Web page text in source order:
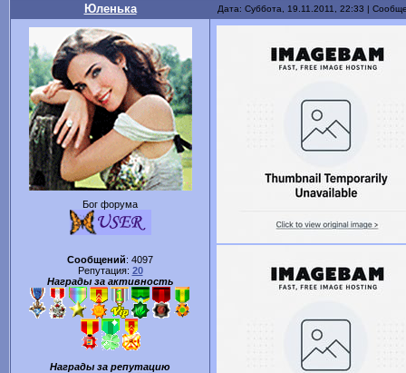
Юленька Дата: Суббота, 19.11.2011, 22:33 |
Бог форума
Сообщений: 4097
Репутация: 20
Награды за активность
Награды за репутацию